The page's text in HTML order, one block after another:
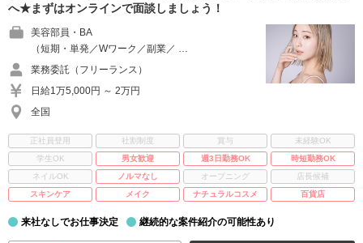
へ★まずはオンラインで面談しましょう！
美容部員・BA
（短期・単発／Wワーク／副業／ …
業務委託（フリーランス）
日給1万5,000円 ～ 2万円
全国
正社員登用 社割制度 賞与
未経験OK
学生OK
男女歓迎 週3日勤務OK
時短勤務OK
ネイルOK
ノルマなし オープニング
店長候補
スキンケア
メイク ナチュラルコスメ 百貨店
来社なしでお仕事決定 継続的な案件紹介の可能性あり